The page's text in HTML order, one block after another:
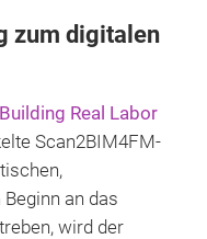
zum digitalen
Real Labor
Scan2BIM4FM-
an das
wird der